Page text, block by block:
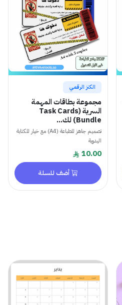
الكنز الرقمي
مجموعة بطاقات المهمة
السرية (Task Cards
Bundle) لك...
تصميم جاهز للطباعة (A4) مع خيار للكتابة
اليدوية
10.00
أضف للسلة